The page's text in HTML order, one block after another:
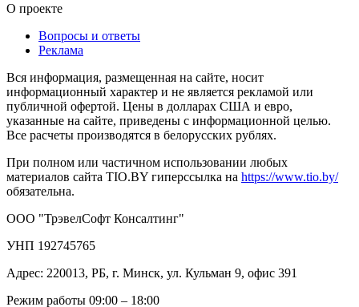
О проекте
Вопросы и ответы
Реклама
Вся информация, размещенная на сайте, носит
информационный характер и не является рекламой или
публичной офертой. Цены в долларах США и евро,
указанные на сайте, приведены с информационной целью.
Все расчеты производятся в белорусских рублях.
При полном или частичном использовании любых
материалов сайта TIO.BY гиперссылка на https://www.tio.by/
обязательна.
ООО "ТрэвелСофт Консалтинг"
УНП 192745765
Адрес: 220013, РБ, г. Минск, ул. Кульман 9, офис 391
Режим работы 09:00 – 18:00